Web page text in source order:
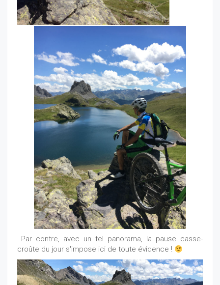
Par contre, avec un tel panorama, la pause casse-
croûte du jour s'impose ici de toute évidence !